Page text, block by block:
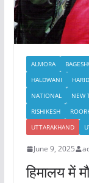
ALMORA
HALDWANI
NATIONAL
NEW
RISHIKESH
UTTARAKHAND
June 9, 2025
हिमालय में